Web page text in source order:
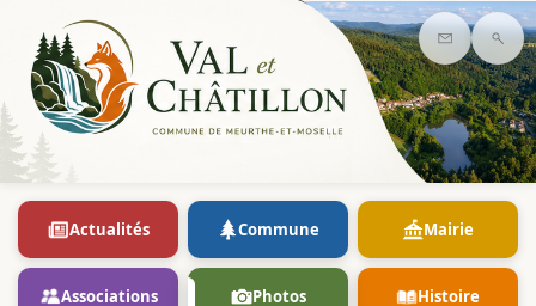
Contact
Actualités Commune Mairie
Associations Photos Histoire